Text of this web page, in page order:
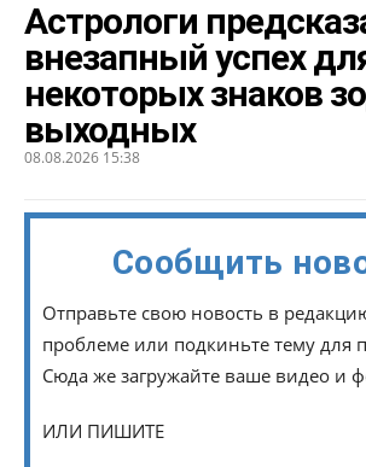
Астрологи
внезапный успех
некоторых знаков
выходных
08.08.2026 15:38
Сообщить
Отправьте свою новость в
проблеме или подкиньте тему для
Сюда же загружайте ваше видео и
ИЛИ ПИШИТЕ